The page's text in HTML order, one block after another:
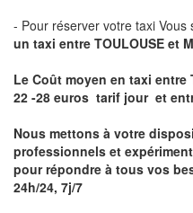
- Pour réserver votre taxi Vous
un taxi entre TOULOUSE et
Le Coût moyen en taxi entre
22 -28 euros tarif jour et
Nous mettons à votre
professionnels et
pour répondre à tous vos
24h/24, 7j/7